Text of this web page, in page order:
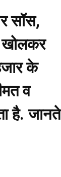
सॉस,
खोलकर
के
व
है. जानते